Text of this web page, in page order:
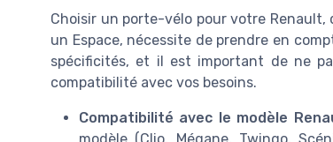
Choisir un porte-vélo pour votre Renault,
un Espace, nécessite de prendre en
spécificités, et il est important de ne
compatibilité avec vos besoins.
Compatibilité avec le modèle